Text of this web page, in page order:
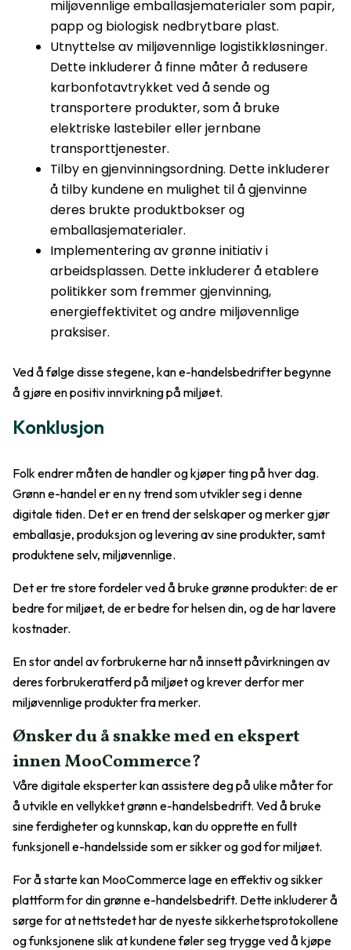
miljøvennlige emballasjematerialer som papir,
papp og biologisk nedbrytbare plast.
Utnyttelse av miljøvennlige logistikkløsninger.
Dette inkluderer å finne måter å redusere
karbonfotavtrykket ved å sende og
transportere produkter, som å bruke
elektriske lastebiler eller jernbane
transporttjenester.
Tilby en gjenvinningsordning. Dette inkluderer
å tilby kundene en mulighet til å gjenvinne
deres brukte produktbokser og
emballasjematerialer.
Implementering av grønne initiativ i
arbeidsplassen. Dette inkluderer å etablere
politikker som fremmer gjenvinning,
energieffektivitet og andre miljøvennlige
praksiser.
Ved å følge disse stegene, kan e-handelsbedrifter begynne
å gjøre en positiv innvirkning på miljøet.
Konklusjon
Folk endrer måten de handler og kjøper ting på hver dag.
Grønn e-handel er en ny trend som utvikler seg i denne
digitale tiden. Det er en trend der selskaper og merker gjør
emballasje, produksjon og levering av sine produkter, samt
produktene selv, miljøvennlige.
Det er tre store fordeler ved å bruke grønne produkter: de er
bedre for miljøet, de er bedre for helsen din, og de har lavere
kostnader.
En stor andel av forbrukerne har nå innsett påvirkningen av
deres forbrukeratferd på miljøet og krever derfor mer
miljøvennlige produkter fra merker.
Ønsker du å snakke med en ekspert
innen MooCommerce?
Våre digitale eksperter kan assistere deg på ulike måter for
å utvikle en vellykket grønn e-handelsbedrift. Ved å bruke
sine ferdigheter og kunnskap, kan du opprette en fullt
funksjonell e-handelsside som er sikker og god for miljøet.
For å starte kan MooCommerce lage en effektiv og sikker
plattform for din grønne e-handelsbedrift. Dette inkluderer å
sørge for at nettstedet har de nyeste sikkerhetsprotokollene
og funksjonene slik at kundene føler seg trygge ved å kjøpe